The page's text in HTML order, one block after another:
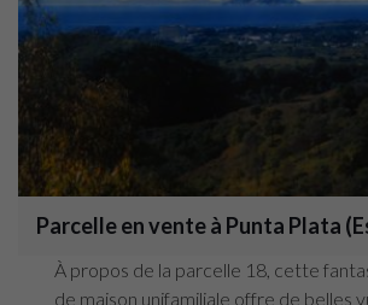
Parcelle en vente à Punta Plata
À propos de la parcelle 18, cette
de maison unifamiliale offre de belles